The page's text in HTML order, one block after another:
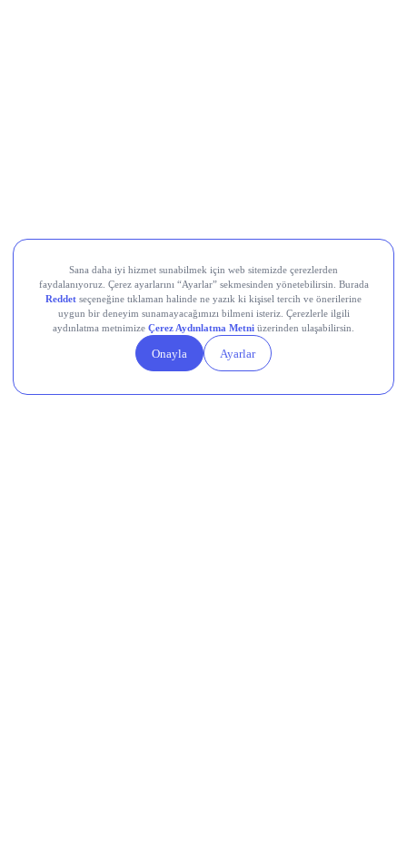
Teknik Analiz Nedir?